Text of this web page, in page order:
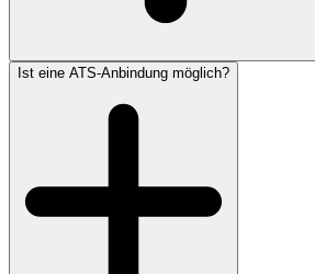
Ist eine ATS-Anbindung möglich?